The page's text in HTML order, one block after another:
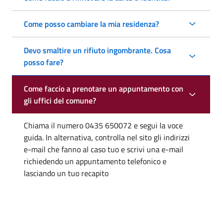
Come posso cambiare la mia residenza?
Devo smaltire un rifiuto ingombrante. Cosa
posso fare?
Come faccio a prenotare un appuntamento con
gli uffici del comune?
Chiama il numero 0435 650072 e segui la voce
guida. In alternativa, controlla nel sito gli indirizzi
e-mail che fanno al caso tuo e scrivi una e-mail
richiedendo un appuntamento telefonico e
lasciando un tuo recapito